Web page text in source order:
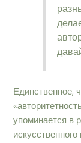
Единственное,
упоминается в